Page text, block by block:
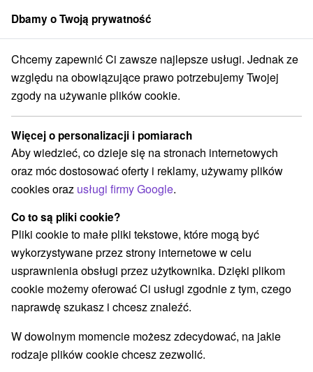
członek grupySorger
Atrakcje na Słowacji Miejsca sakralne Chvojnická pahorkatina
Miejsca sakralne Chvojnická
pahorkatina
Kategorie
Wszystkie kategorie
Jeziora, jeziora, zbiorniki wodne
Atrakcje turystyczne (3) Muzea i galerie(2)
Atrakcje dla dzieci(1) Zabytki techniki(4)
Wieże obserwacyjne i chodniki(2)
Zamki, pałace, ruiny(2)
Loty widokowe i rejsy wycieczkowe(1)
Szlaki winne (1)
Dbamy o Twoją prywatność
Chcemy zapewnić Ci zawsze najlepsze usługi. Jednak ze
względu na obowiązujące prawo potrzebujemy Twojej
zgody na używanie plików cookie.
Więcej o personalizacji i pomiarach
Aby wiedzieć, co dzieje się na stronach internetowych
oraz móc dostosować oferty i reklamy, używamy plików
cookies oraz usługi firmy Google.
Co to są pliki cookie?
Pliki cookie to małe pliki tekstowe, które mogą być
wykorzystywane przez strony internetowe w celu
usprawnienia obsługi przez użytkownika. Dzięki plikom
cookie możemy oferować Ci usługi zgodnie z tym, czego
naprawdę szukasz i chcesz znaleźć.
W dowolnym momencie możesz zdecydować, na jakie
rodzaje plików cookie chcesz zezwolić.